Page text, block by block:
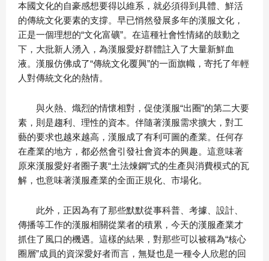
本國文化的自豪感想要得以維系，就必須得到具體、鮮活
的傳統文化要素的支撐。早已悄然發展多年的漢服文化，
正是一個理想的“文化富礦”。在這種社會性情緒的鼓動之
下，大批新人湧入，為漢服愛好群體註入了大量新鮮血
液。漢服仿佛成了“傳統文化覆興”的一面旗幟，寄托了年輕
人對傳統文化的熱情。
與火熱、熾烈的情懷相對，促使漢服“出圈”的第二大要
素，則是趨利、理性的資本。伴隨著漢服需求擴大，對工
藝的要求也越來越高，漢服成了有利可圖的產業。任何存
在產業的地方，都必然會引發社會資本的興趣。這意味著
原來漢服愛好者圈子裏“土法煉鋼”式的生產與消費模式的瓦
解，也意味著漢服產業的全面正規化、市場化。
此外，正因為有了那些默默從事科普、考據、設計、
傳播等工作的漢服相關從業者的積累，今天的漢服產業才
抓住了風口的機遇。這樣的結果，對那些可以被稱為“核心
圈層”成員的資深愛好者而言，無疑也是一種令人欣慰的回